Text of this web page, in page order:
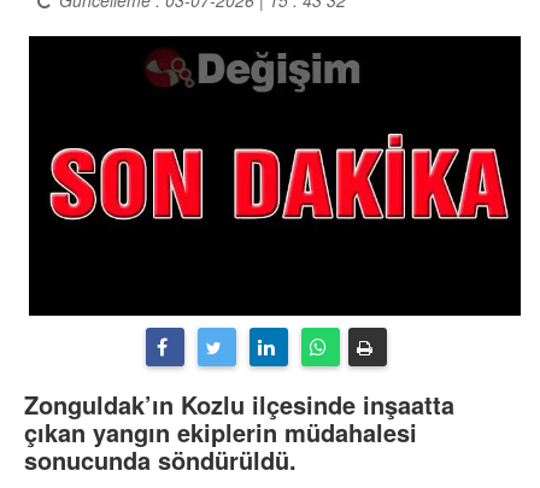
Zonguldak’ın Kozlu ilçesinde inşaatta
çıkan yangın ekiplerin müdahalesi
sonucunda söndürüldü.